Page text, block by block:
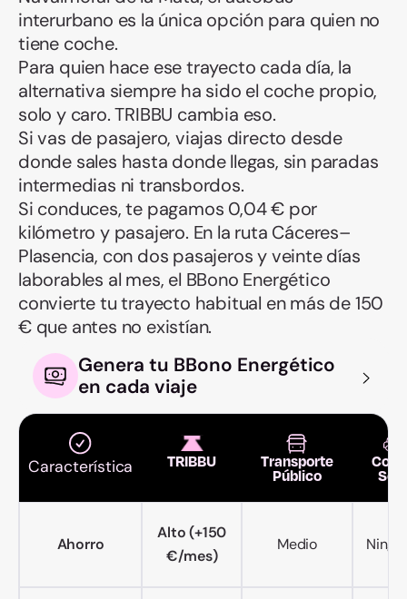
interurbano es la única opción para quien no
tiene coche.
Para quien hace ese trayecto cada día, la
alternativa siempre ha sido el coche propio,
solo y caro. TRIBBU cambia eso.
Si vas de pasajero, viajas directo desde
donde sales hasta donde llegas, sin paradas
intermedias ni transbordos.
Si conduces, te pagamos 0,04 € por
kilómetro y pasajero. En la ruta Cáceres–
Plasencia, con dos pasajeros y veinte días
laborables al mes, el BBono Energético
convierte tu trayecto habitual en más de 150
€ que antes no existían.
Genera tu BBono Energético
en cada viaje
Característica TRIBBU Transporte
Público Solo
Ahorro
Alto (+150
€/mes)
Medio